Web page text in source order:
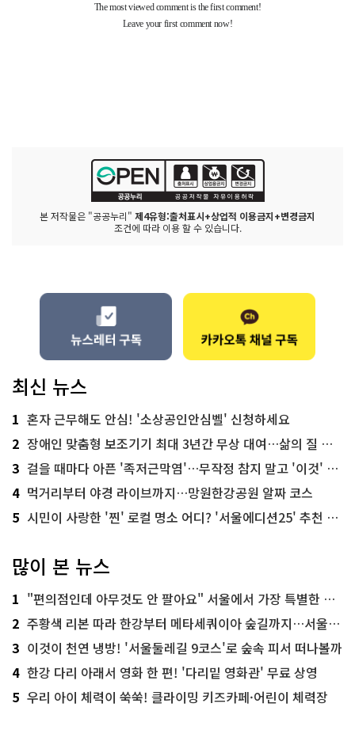
본 저작물은 "공공누리" 제4유형:출처표시+상업적 이용금지+변경금지
조건에 따라 이용 할 수 있습니다.
최신 뉴스
1 혼자 근무해도 안심! '소상공인안심벨' 신청하세요
2 장애인 맞춤형 보조기기 최대 3년간 무상 대여…삶의 질 높인다
3 걸을 때마다 아픈 '족저근막염'…무작정 참지 말고 '이것' 해보세요!
4 먹거리부터 야경 라이브까지…망원한강공원 알짜 코스
5 시민이 사랑한 '찐' 로컬 명소 어디? '서울에디션25' 추천 코스
많이 본 뉴스
1 "편의점인데 아무것도 안 팔아요" 서울에서 가장 특별한 편의점의 정체
2 주황색 리본 따라 한강부터 메타세쿼이아 숲길까지…서울둘레길 15코스
3 이것이 천연 냉방! '서울둘레길 9코스'로 숲속 피서 떠나볼까
4 한강 다리 아래서 영화 한 편! '다리밑 영화관' 무료 상영
5 우리 아이 체력이 쑥쑥! 클라이밍 키즈카페·어린이 체력장